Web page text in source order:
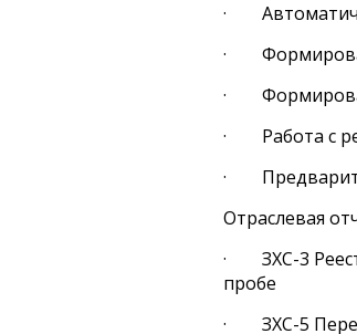
·
·
·
· Работа с
·
Отраслевая
· ЗХС-3
пробе
· ЗХС-5